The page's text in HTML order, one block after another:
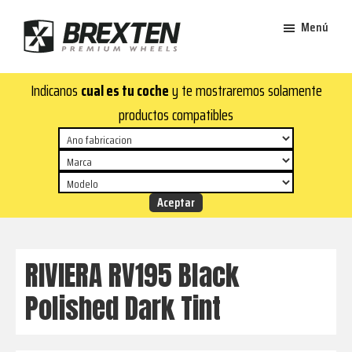
contenido
principal
de
página
Brexten
aluminio
premium
¡En
Brexten.com
encontrarás
aluminio
top!
y
estilo
para
Menú
Indicanos cual es tu cochey te mostraremos solamente
productos compatibles
RIVIERA RV195 Black
Polished Dark Tint